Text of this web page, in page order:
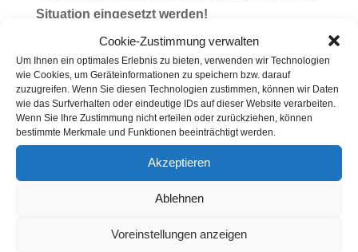
Cookie-Zustimmung verwalten
Um Ihnen ein optimales Erlebnis zu bieten, verwenden wir Technologien
wie Cookies, um Geräteinformationen zu speichern bzw. darauf
zuzugreifen. Wenn Sie diesen Technologien zustimmen, können wir Daten
wie das Surfverhalten oder eindeutige IDs auf dieser Website verarbeiten.
Wenn Sie Ihre Zustimmung nicht erteilen oder zurückziehen, können
bestimmte Merkmale und Funktionen beeinträchtigt werden.
Akzeptieren
Ablehnen
Voreinstellungen anzeigen
Situation eingesetzt werden!
Coaching methods can be used for every possible
situation!
Sometimes already one coaching session can
give you the decisive clue. Longer-term or regular
coaching can give great support around
challenges within a leadership position or during
in coaching & consultancy via video